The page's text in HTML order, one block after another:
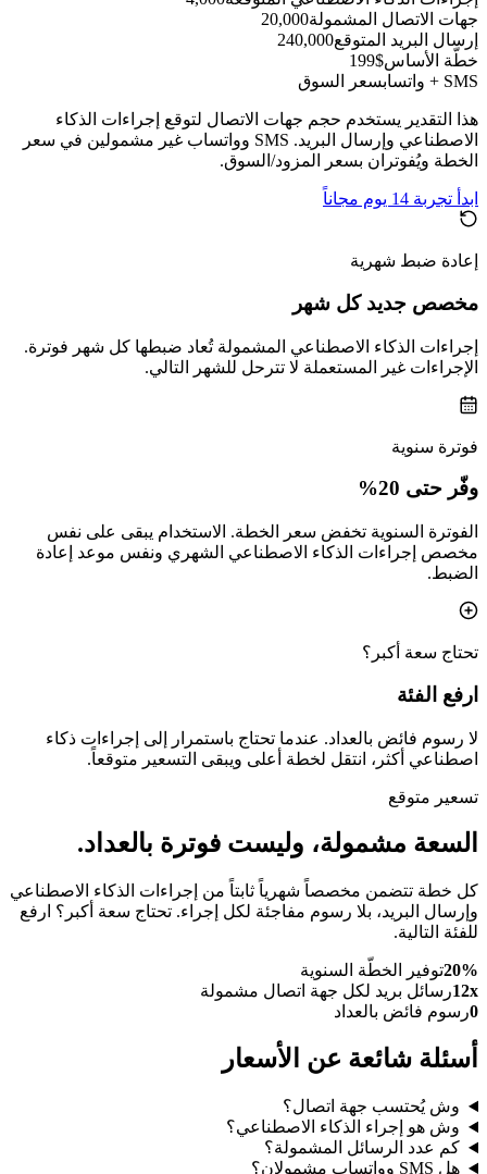
جهات الاتصال المشمولة20,000
إرسال البريد المتوقع240,000
خطّة الأساس$199
SMS + واتساب
سعر السوق
هذا التقدير يستخدم حجم جهات الاتصال لتوقع إجراءات الذكاء
الاصطناعي وإرسال البريد. SMS وواتساب غير مشمولين في سعر
الخطة ويُفوتران بسعر المزود/السوق.
ابدأ تجربة 14 يوم مجاناً
إعادة ضبط شهرية
مخصص جديد كل شهر
إجراءات الذكاء الاصطناعي المشمولة تُعاد ضبطها كل شهر فوترة.
الإجراءات غير المستعملة لا تترحل للشهر التالي.
فوترة سنوية
وفّر حتى 20%
الفوترة السنوية تخفض سعر الخطة. الاستخدام يبقى على نفس
مخصص إجراءات الذكاء الاصطناعي الشهري ونفس موعد إعادة
الضبط.
تحتاج سعة أكبر؟
ارفع الفئة
لا رسوم فائض بالعداد. عندما تحتاج باستمرار إلى إجراءات ذكاء
اصطناعي أكثر، انتقل لخطة أعلى ويبقى التسعير متوقعاً.
تسعير متوقع
السعة مشمولة، وليست فوترة بالعداد.
كل خطة تتضمن مخصصاً شهرياً ثابتاً من إجراءات الذكاء الاصطناعي
وإرسال البريد، بلا رسوم مفاجئة لكل إجراء. تحتاج سعة أكبر؟ ارفع
للفئة التالية.
20%توفير الخطّة السنوية
12xرسائل بريد لكل جهة اتصال مشمولة
0رسوم فائض بالعداد
أسئلة شائعة عن الأسعار
وش يُحتسب جهة اتصال؟
وش هو إجراء الذكاء الاصطناعي؟
كم عدد الرسائل المشمولة؟
هل SMS وواتساب مشمولان؟